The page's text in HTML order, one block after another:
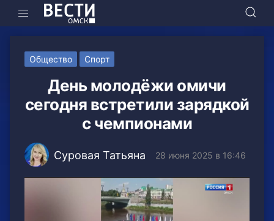
Общество Спорт
День молодёжи омичи
сегодня встретили зарядкой
с чемпионами
Суровая Татьяна 28 июня 2025 в 16:46